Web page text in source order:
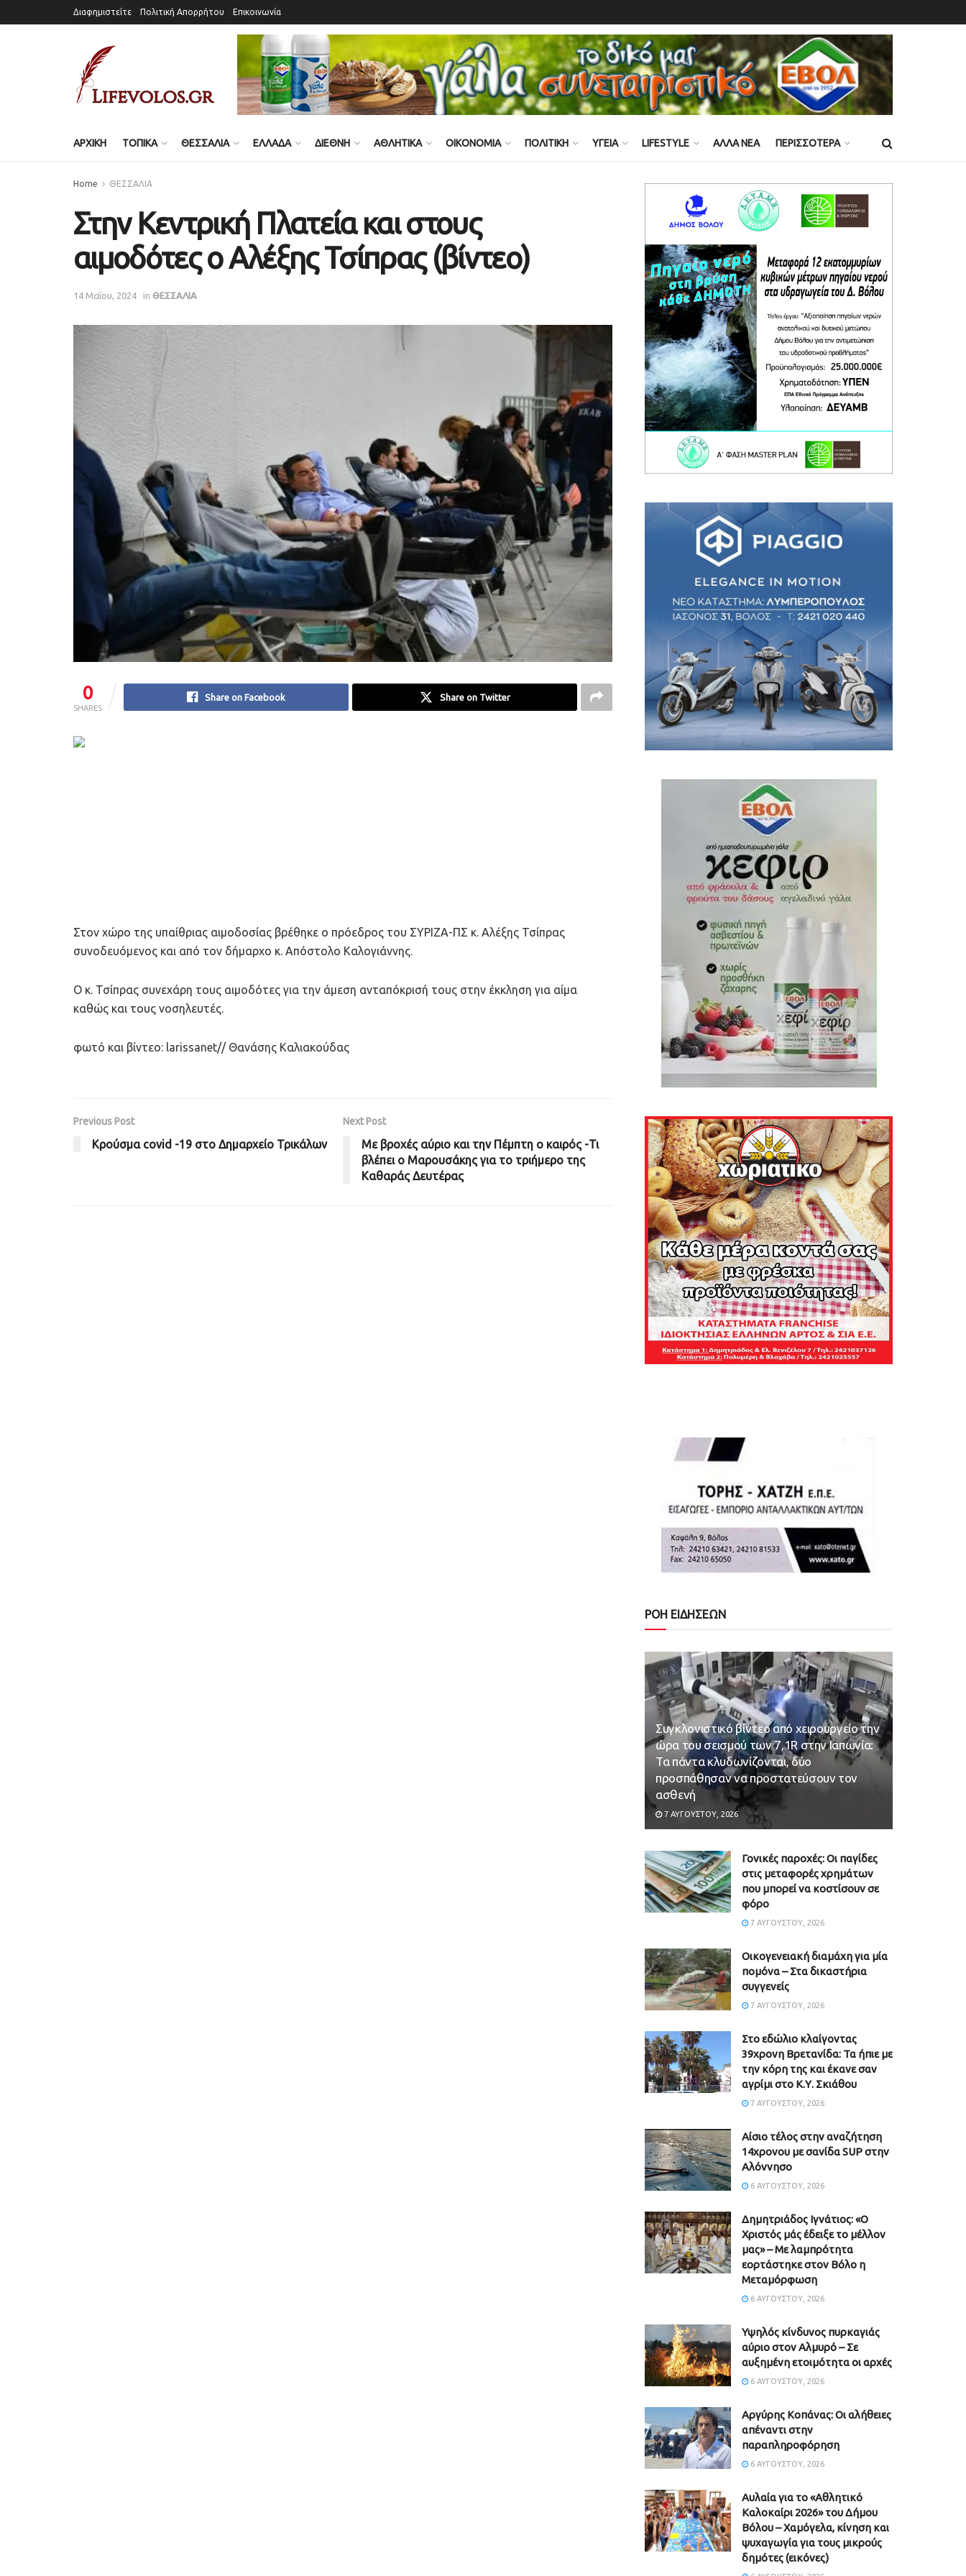
Διαφημιστείτε Πολιτική Απορρήτου Επικοινωνία
ΑΡΧΙΚΗ ΤΟΠΙΚΑ ΘΕΣΣΑΛΙΑ ΕΛΛΑΔΑ ΔΙΕΘΝΗ ΑΘΛΗΤΙΚΑ ΟΙΚΟΝΟΜΙΑ ΠΟΛΙΤΙΚΗ ΥΓΕΙΑ LIFESTYLE ΑΛΛΑ ΝΕΑ ΠΕΡΙΣΣΟΤΕΡΑ
Home ΘΕΣΣΑΛΙΑ
Στην Κεντρική Πλατεία και στους
αιμοδότες ο Αλέξης Τσίπρας (βίντεο)
14 Μαΐου, 2024 in ΘΕΣΣΑΛΙΑ
0
SHARES
Share on Facebook Share on Twitter
Στον χώρο της υπαίθριας αιμοδοσίας βρέθηκε ο πρόεδρος του ΣΥΡΙΖΑ-ΠΣ κ. Αλέξης Τσίπρας
συνοδευόμενος και από τον δήμαρχο κ. Απόστολο Καλογιάννης.
Ο κ. Τσίπρας συνεχάρη τους αιμοδότες για την άμεση ανταπόκρισή τους στην έκκληση για αίμα
καθώς και τους νοσηλευτές.
φωτό και βίντεο: larissanet// Θανάσης Καλιακούδας
Previous Post
Κρούσμα covid -19 στο Δημαρχείο Τρικάλων
Next Post
Με βροχές αύριο και την Πέμπτη ο καιρός -Τι
βλέπει ο Μαρουσάκης για το τριήμερο της
Καθαράς Δευτέρας
ΡΟΗ ΕΙΔΗΣΕΩΝ
Συγκλονιστικό βίντεο από χειρουργείο την
ώρα του σεισμού των 7,1R στην Ιαπωνία:
Τα πάντα κλυδωνίζονται, δύο
προσπάθησαν να προστατεύσουν τον
ασθενή
7 ΑΥΓΟΎΣΤΟΥ, 2026
Γονικές παροχές: Οι παγίδες
στις μεταφορές χρημάτων
που μπορεί να κοστίσουν σε
φόρο
7 ΑΥΓΟΎΣΤΟΥ, 2026
Οικογενειακή διαμάχη για μία
πομόνα – Στα δικαστήρια
συγγενείς
7 ΑΥΓΟΎΣΤΟΥ, 2026
Στο εδώλιο κλαίγοντας
39χρονη Βρετανίδα: Τα ήπιε με
την κόρη της και έκανε σαν
αγρίμι στο Κ.Υ. Σκιάθου
7 ΑΥΓΟΎΣΤΟΥ, 2026
Αίσιο τέλος στην αναζήτηση
14χρονου με σανίδα SUP στην
Αλόννησο
6 ΑΥΓΟΎΣΤΟΥ, 2026
Δημητριάδος Ιγνάτιος: «Ο
Χριστός μάς έδειξε το μέλλον
μας» – Με λαμπρότητα
εορτάστηκε στον Βόλο η
Μεταμόρφωση
6 ΑΥΓΟΎΣΤΟΥ, 2026
Υψηλός κίνδυνος πυρκαγιάς
αύριο στον Αλμυρό – Σε
αυξημένη ετοιμότητα οι αρχές
6 ΑΥΓΟΎΣΤΟΥ, 2026
Aργύρης Κοπάνας: Οι αλήθειες
απέναντι στην
παραπληροφόρηση
6 ΑΥΓΟΎΣΤΟΥ, 2026
Αυλαία για το «Αθλητικό
Καλοκαίρι 2026» του Δήμου
Βόλου – Χαμόγελα, κίνηση και
ψυχαγωγία για τους μικρούς
δημότες (εικόνες)